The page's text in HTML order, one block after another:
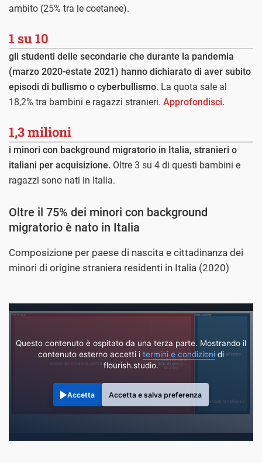
ambito (25% tra le coetanee).
1 su 10
gli studenti delle secondarie che durante la pandemia
(marzo 2020-estate 2021) hanno dichiarato di aver subito
episodi di bullismo o cyberbullismo. La quota sale al
18,2% tra bambini e ragazzi stranieri. Approfondisci.
1,3 milioni
i minori con background migratorio in Italia, stranieri o
italiani per acquisizione. Oltre 3 su 4 di questi bambini e
ragazzi sono nati in Italia.
Oltre il 75% dei minori con background
migratorio è nato in Italia
Composizione per paese di nascita e cittadinanza dei
minori di origine straniera residenti in Italia (2020)
Questo contenuto è ospitato da una terza parte. Mostrando il
contenuto esterno accetti i termini e condizionidi
flourish.studio.
Accetta Accetta e salva preferenza